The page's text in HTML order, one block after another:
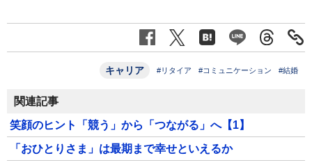
キャリア #リタイア #コミュニケーション #結婚
関連記事
笑顔のヒント「競う」から「つながる」へ【1】
「おひとりさま」は最期まで幸せといえるか